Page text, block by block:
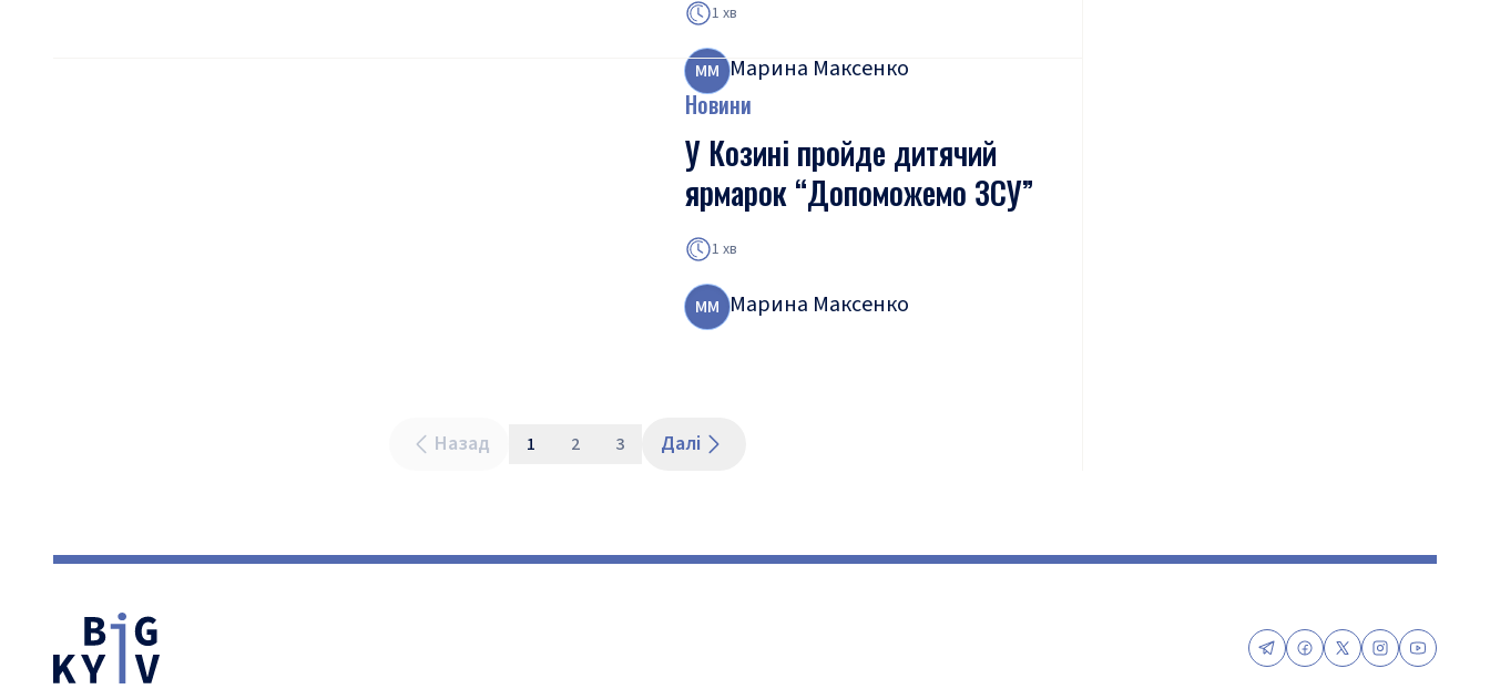
1 хв
ММ Марина Максенко
Новини
У Козині пройде дитячий
ярмарок “Допоможемо ЗСУ”
1 хв
ММ Марина Максенко
Назад 1 2 3 Далі